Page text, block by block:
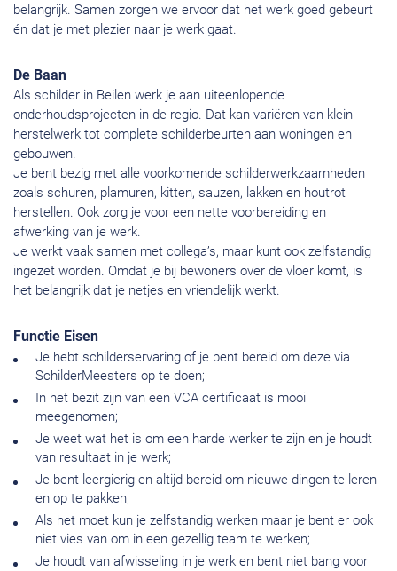
belangrijk. Samen zorgen we ervoor dat het werk goed gebeurt
én dat je met plezier naar je werk gaat.
De Baan
Als schilder in Beilen werk je aan uiteenlopende
onderhoudsprojecten in de regio. Dat kan variëren van klein
herstelwerk tot complete schilderbeurten aan woningen en
gebouwen.
Je bent bezig met alle voorkomende schilderwerkzaamheden
zoals schuren, plamuren, kitten, sauzen, lakken en houtrot
herstellen. Ook zorg je voor een nette voorbereiding en
afwerking van je werk.
Je werkt vaak samen met collega’s, maar kunt ook zelfstandig
ingezet worden. Omdat je bij bewoners over de vloer komt, is
het belangrijk dat je netjes en vriendelijk werkt.
Functie Eisen
Je hebt schilderservaring of je bent bereid om deze via
SchilderMeesters op te doen;
In het bezit zijn van een VCA certificaat is mooi
meegenomen;
Je weet wat het is om een harde werker te zijn en je houdt
van resultaat in je werk;
Je bent leergierig en altijd bereid om nieuwe dingen te leren
en op te pakken;
Als het moet kun je zelfstandig werken maar je bent er ook
niet vies van om in een gezellig team te werken;
Je houdt van afwisseling in je werk en bent niet bang voor